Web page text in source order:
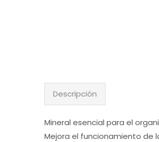
Descripción
Mineral esencial para el
Mejora el funcionamiento de